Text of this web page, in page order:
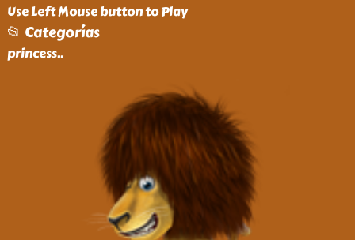
Use Left Mouse button to Play
📂 Categorías
princess..